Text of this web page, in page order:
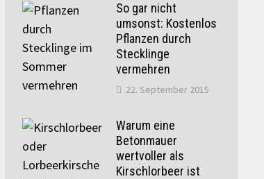
So gar nicht
umsonst: Kostenlos
Pflanzen durch
Stecklinge
vermehren
22. September 2015
Warum eine
Betonmauer
wertvoller als
Kirschlorbeer ist